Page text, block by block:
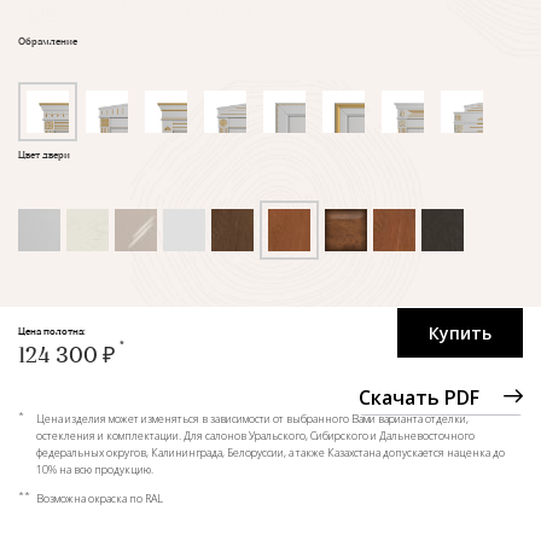
Обрамление
Цвет двери
Купить
Скачать PDF
Цена полотна:
124 300 ₽
*
Цена изделия может изменяться в зависимости от выбранного Вами варианта отделки,
остекления и комплектации. Для салонов Уральского, Сибирского и Дальневосточного
федеральных округов, Калининграда, Белоруссии, а также Казахстана допускается наценка до
10% на всю продукцию.
** Возможна окраска по RAL